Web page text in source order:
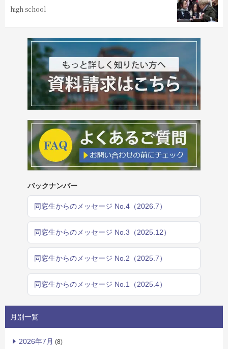
high school
バックナンバー
同窓生からのメッセージ No.4（2026.7）
同窓生からのメッセージ No.3（2025.12）
同窓生からのメッセージ No.2（2025.7）
同窓生からのメッセージ No.1（2025.4）
月別一覧
2026年7月 (8)